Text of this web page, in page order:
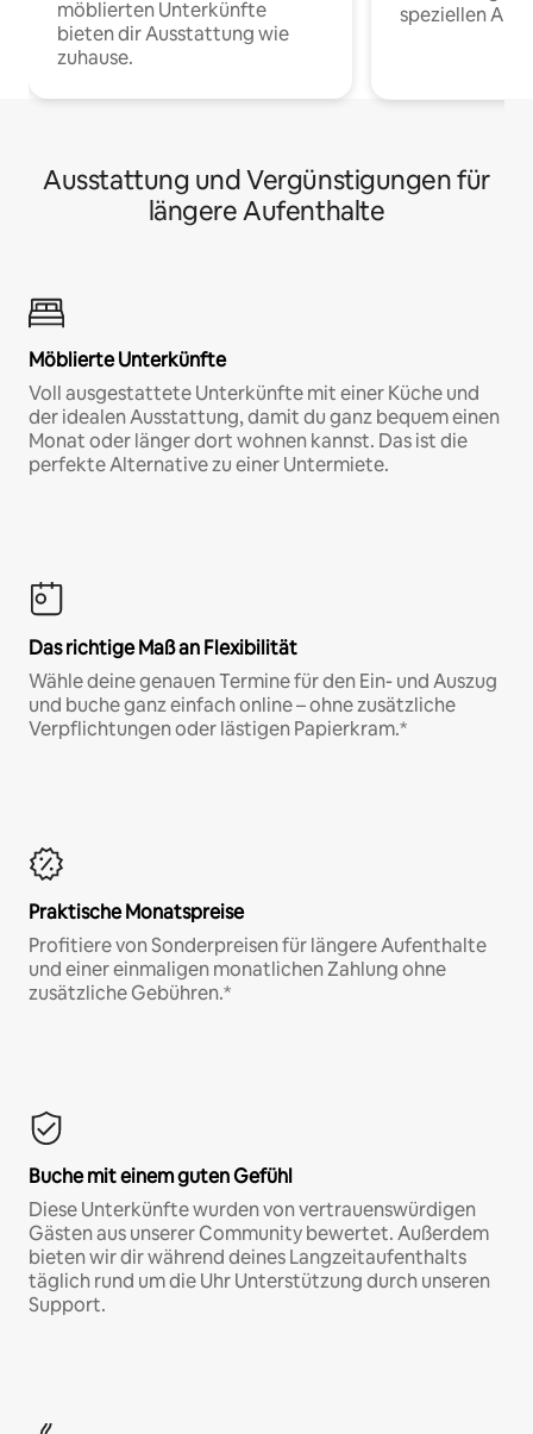
möblierten Unterkünfte
bieten dir Ausstattung wie
zuhause.
speziellen
Ausstattung und Vergünstigungen für
längere Aufenthalte
Möblierte Unterkünfte
Voll ausgestattete Unterkünfte mit einer Küche und
der idealen Ausstattung, damit du ganz bequem einen
Monat oder länger dort wohnen kannst. Das ist die
perfekte Alternative zu einer Untermiete.
Das richtige Maß an Flexibilität
Wähle deine genauen Termine für den Ein- und Auszug
und buche ganz einfach online – ohne zusätzliche
Verpflichtungen oder lästigen Papierkram.*
Praktische Monatspreise
Profitiere von Sonderpreisen für längere Aufenthalte
und einer einmaligen monatlichen Zahlung ohne
zusätzliche Gebühren.*
Buche mit einem guten Gefühl
Diese Unterkünfte wurden von vertrauenswürdigen
Gästen aus unserer Community bewertet. Außerdem
bieten wir dir während deines Langzeitaufenthalts
täglich rund um die Uhr Unterstützung durch unseren
Support.